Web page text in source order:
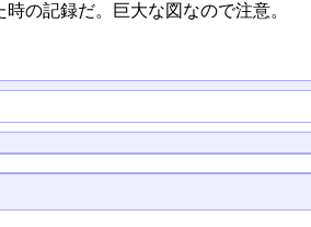
の記録だ。巨大な図なので注意。